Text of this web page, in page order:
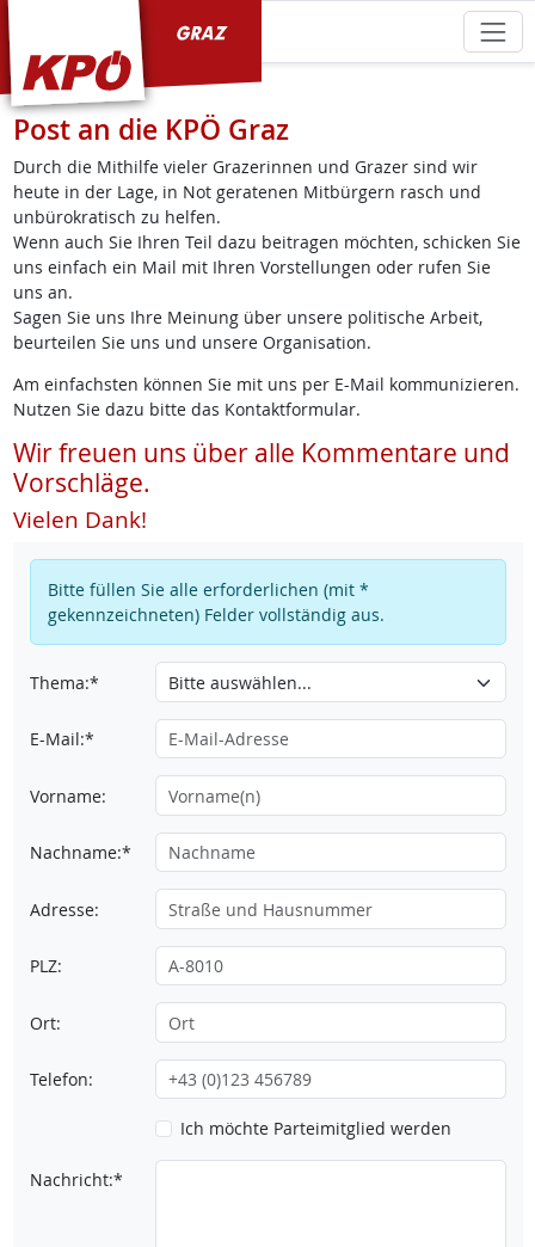
Post an die KPÖ Graz
Durch die Mithilfe vieler Grazerinnen und Grazer sind wir
heute in der Lage, in Not geratenen Mitbürgern rasch und
unbürokratisch zu helfen.
Wenn auch Sie Ihren Teil dazu beitragen möchten, schicken Sie
uns einfach ein Mail mit Ihren Vorstellungen oder rufen Sie
uns an.
Sagen Sie uns Ihre Meinung über unsere politische Arbeit,
beurteilen Sie uns und unsere Organisation.
Am einfachsten können Sie mit uns per E-Mail kommunizieren.
Nutzen Sie dazu bitte das Kontaktformular.
Wir freuen uns über alle Kommentare und
Vorschläge.
Vielen Dank!
Bitte füllen Sie alle erforderlichen (mit *
gekennzeichneten) Felder vollständig aus.
Thema:*
E-Mail:*
Vorname:
Nachname:*
Adresse:
PLZ:
Ort:
Telefon:
Ich möchte Parteimitglied werden
Nachricht:*